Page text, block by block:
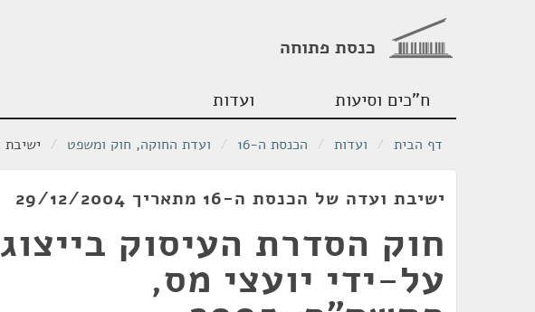
כנסת פתוחה
ח"כים וסיעות ועדות
דף הבית / ועדות / הכנסת ה-16 / ועדת החוקה, חוק ומשפט / ישיבת
ישיבת ועדה של הכנסת ה-16 מתאריך 29/12/2004
חוק הסדרת העיסוק בייצוג
על-ידי יועצי מס,